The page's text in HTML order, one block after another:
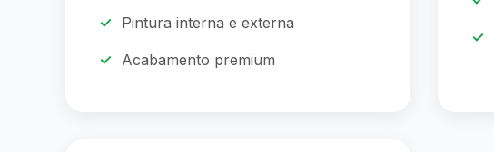
Pintura interna e externa
Acabamento premium